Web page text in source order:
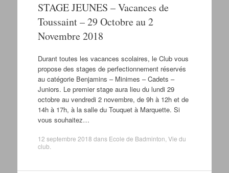
STAGE JEUNES – Vacances de
Toussaint – 29 Octobre au 2
Novembre 2018
Durant toutes les vacances scolaires, le Club vous
propose des stages de perfectionnement réservés
au catégorie Benjamins – Minimes – Cadets –
Juniors. Le premier stage aura lieu du lundi 29
octobre au vendredi 2 novembre, de 9h à 12h et de
14h à 17h, à la salle du Touquet à Marquette. Si
vous souhaitez…
12 septembre 2018 dans Ecole de Badminton Vie du
club